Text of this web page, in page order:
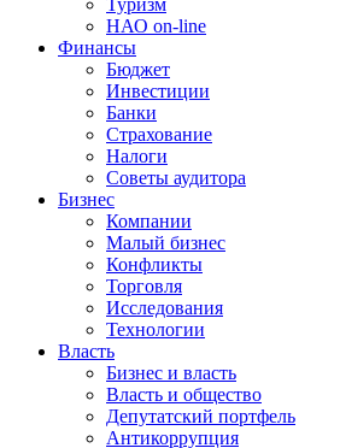
Туризм
НАО on-line
Финансы
Бюджет
Инвестиции
Банки
Страхование
Налоги
Советы аудитора
Бизнес
Компании
Малый бизнес
Конфликты
Торговля
Исследования
Технологии
Власть
Бизнес и власть
Власть и общество
Депутатский портфель
Антикоррупция